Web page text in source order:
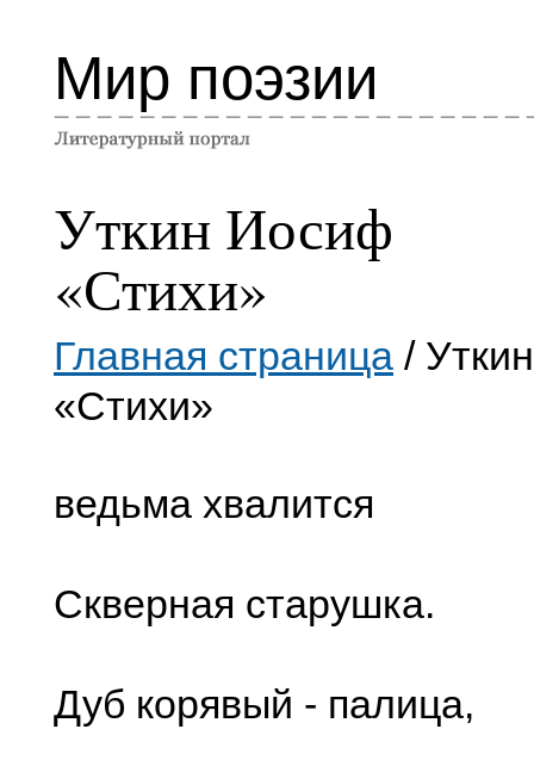
Мир поэзии
Уткин Иосиф
«Стихи»
Главная страница /
«Стихи»
ведьма хвалится
Скверная старушка.
Дуб корявый - палица,